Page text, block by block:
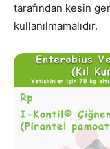
tarafından kesin
kullanılmamalıdır.